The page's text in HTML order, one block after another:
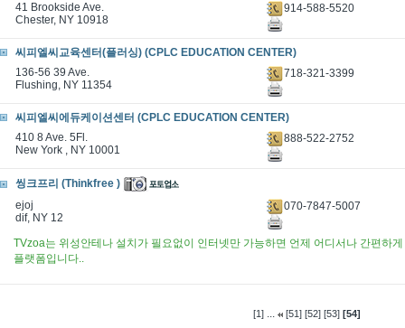
41 Brookside Ave.
Chester, NY 10918
914-588-5520
씨피엘씨교육센터(플러싱) (CPLC EDUCATION CENTER)
136-56 39 Ave.
Flushing, NY 11354
718-321-3399
씨피엘씨에듀케이션센터 (CPLC EDUCATION CENTER)
410 8 Ave. 5Fl.
New York , NY 10001
888-522-2752
씽크프리 (Thinkfree )
ejoj
dif, NY 12
070-7847-5007
TVzoa는 위성안테나 설치가 필요없이 인터넷만 가능하면 언제 어디서나 간편하
플랫폼입니다..
[1]... [51] [52] [53] [54]